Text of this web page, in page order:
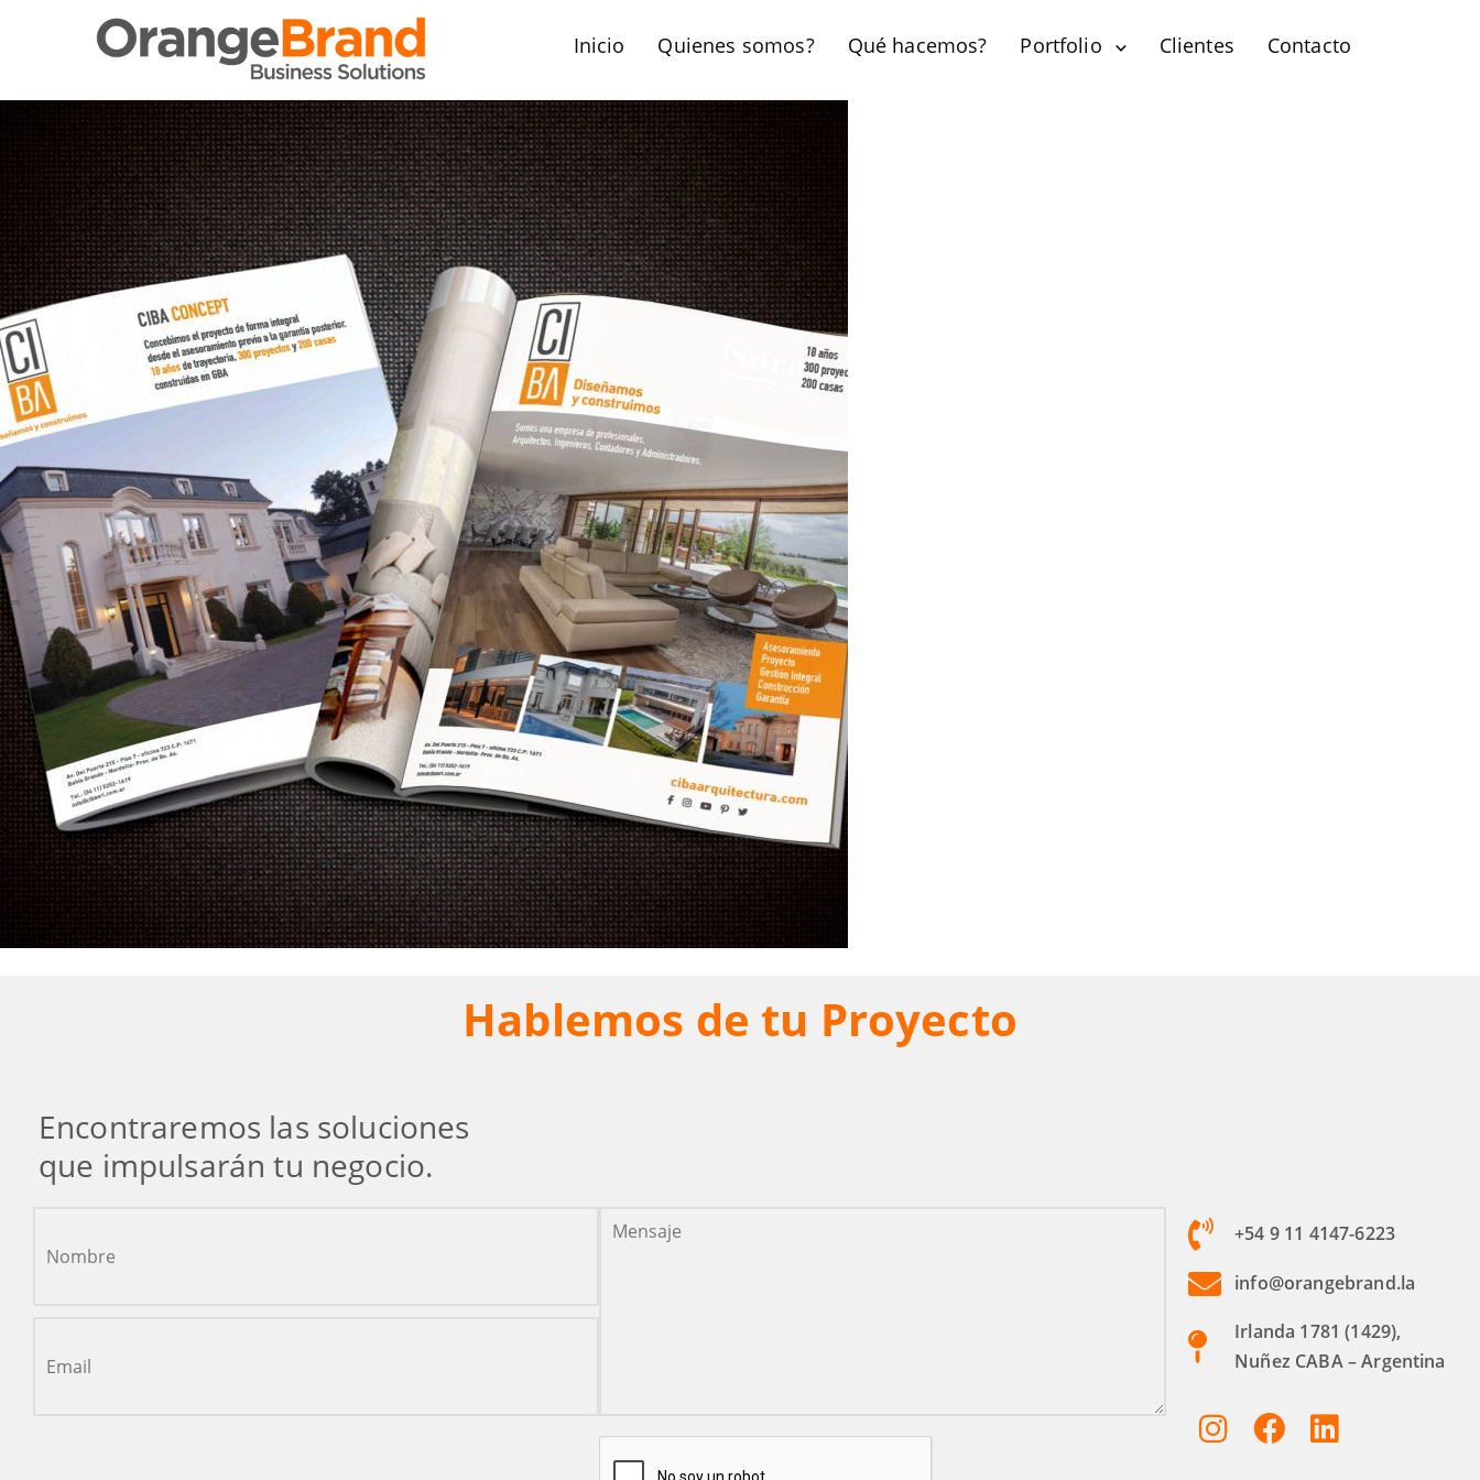
Inicio Quienes somos? Qué hacemos? Portfolio Clientes Contacto
Hablemos de tu Proyecto
Encontraremos las soluciones
que impulsarán tu negocio.
+54 9 11 4147-6223
info@orangebrand.la
Irlanda 1781 (1429),
Nuñez CABA – Argentina